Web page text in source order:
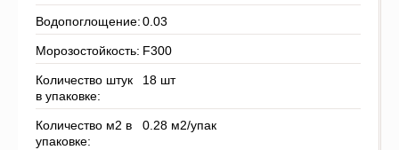
Водопоглощение: 0.03
Морозостойкость: F300
Количество штук
в упаковке:
18 шт
Количество м2 в
упаковке:
0.28 м2/упак